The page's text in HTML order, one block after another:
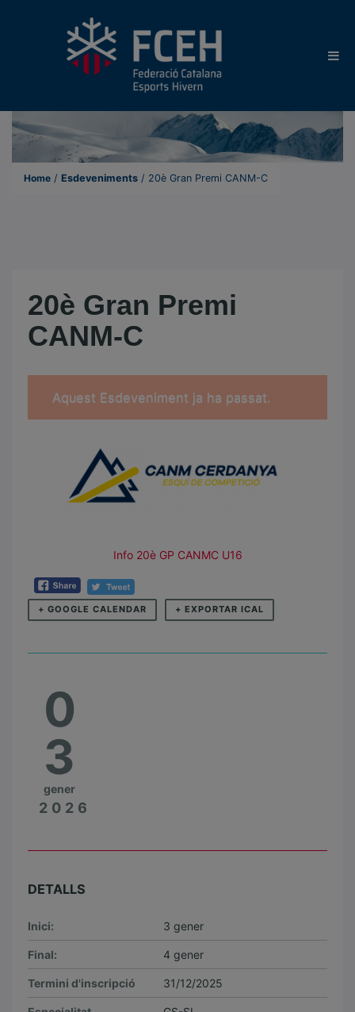
Home / Esdeveniments / 20è Gran Premi CANM-C
20è Gran Premi
CANM-C
Aquest Esdeveniment ja ha passat.
Info 20è GP CANMC U16
+ GOOGLE CALENDAR + EXPORTAR ICAL
0
3
gener
2026
DETALLS
Inici: 3 gener
Final: 4 gener
Termini d'inscripció 31/12/2025